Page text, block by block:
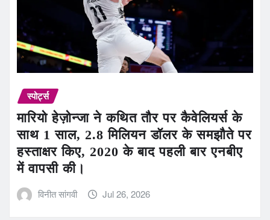
स्पोर्ट्स
मारियो हेज़ोन्जा ने कथित तौर पर कैवेलियर्स के
साथ 1 साल, 2.8 मिलियन डॉलर के समझौते पर
हस्ताक्षर किए, 2020 के बाद पहली बार एनबीए
में वापसी की।
विनीत सांगवी Jul 26, 2026